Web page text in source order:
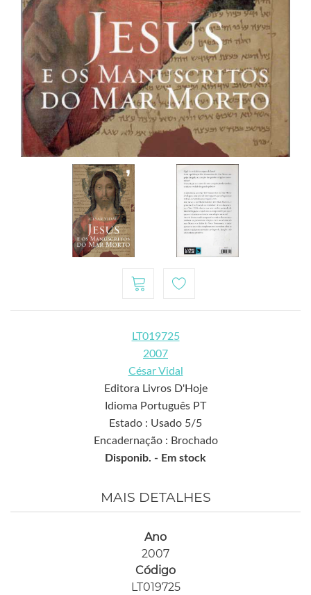
LT019725
2007
César Vidal
Editora Livros D'Hoje
Idioma Português PT
Estado : Usado 5/5
Encadernação : Brochado
Disponib. - Em stock
MAIS DETALHES
Ano
2007
Código
LT019725